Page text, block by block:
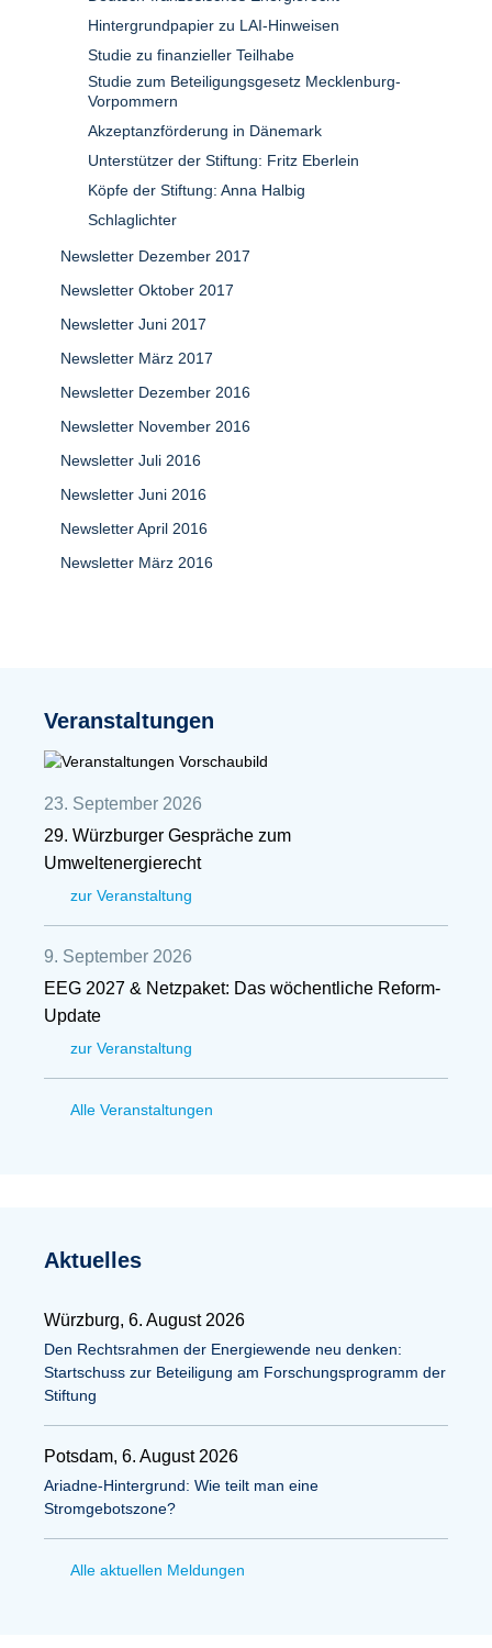
Hintergrundpapier zu LAI-Hinweisen
Studie zu finanzieller Teilhabe
Studie zum Beteiligungsgesetz Mecklenburg-
Vorpommern
Akzeptanzförderung in Dänemark
Unterstützer der Stiftung: Fritz Eberlein
Köpfe der Stiftung: Anna Halbig
Schlaglichter
Newsletter Dezember 2017
Newsletter Oktober 2017
Newsletter Juni 2017
Newsletter März 2017
Newsletter Dezember 2016
Newsletter November 2016
Newsletter Juli 2016
Newsletter Juni 2016
Newsletter April 2016
Newsletter März 2016
Veranstaltungen
23. September 2026
29. Würzburger Gespräche zum
Umweltenergierecht
zur Veranstaltung
9. September 2026
EEG 2027 & Netzpaket: Das wöchentliche Reform-
Update
zur Veranstaltung
Alle Veranstaltungen
Aktuelles
Würzburg, 6. August 2026
Den Rechtsrahmen der Energiewende neu denken:
Startschuss zur Beteiligung am Forschungsprogramm der
Stiftung
Potsdam, 6. August 2026
Ariadne-Hintergrund: Wie teilt man eine
Stromgebotszone?
Alle aktuellen Meldungen